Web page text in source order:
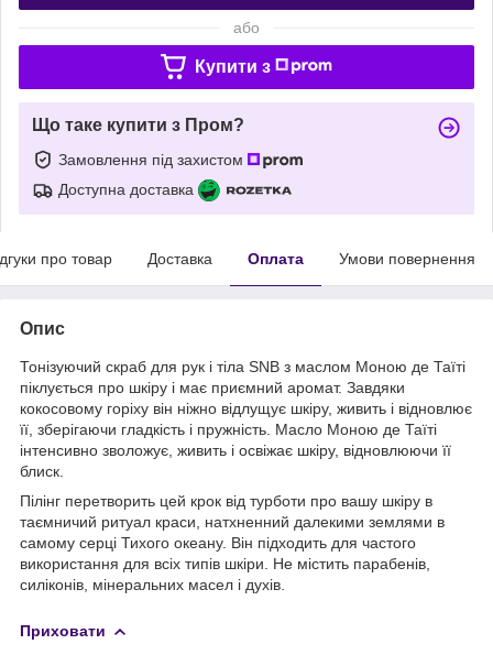
або
Купити з
Що таке купити з Пром?
Замовлення під захистом
Доступна доставка
про товар Доставка Оплата Умови повернення
Опис
Тонізуючий скраб для рук і тіла SNB з маслом Моною де Таїті
піклується про шкіру і має приємний аромат. Завдяки
кокосовому горіху він ніжно відлущує шкіру, живить і відновлює
її, зберігаючи гладкість і пружність. Масло Моною де Таїті
інтенсивно зволожує, живить і освіжає шкіру, відновлюючи її
блиск.
Пілінг перетворить цей крок від турботи про вашу шкіру в
таємничий ритуал краси, натхненний далекими землями в
самому серці Тихого океану. Він підходить для частого
використання для всіх типів шкіри. Не містить парабенів,
силіконів, мінеральних масел і духів.
Приховати